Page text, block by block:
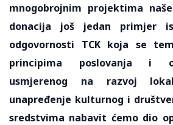
mnogobrojnim projektima
donacija još jedan primjer
odgovornosti TCK koja se
principima poslovanja i
usmjerenog na razvoj
unapređenje kulturnog i
sredstvima nabavit ćemo dio